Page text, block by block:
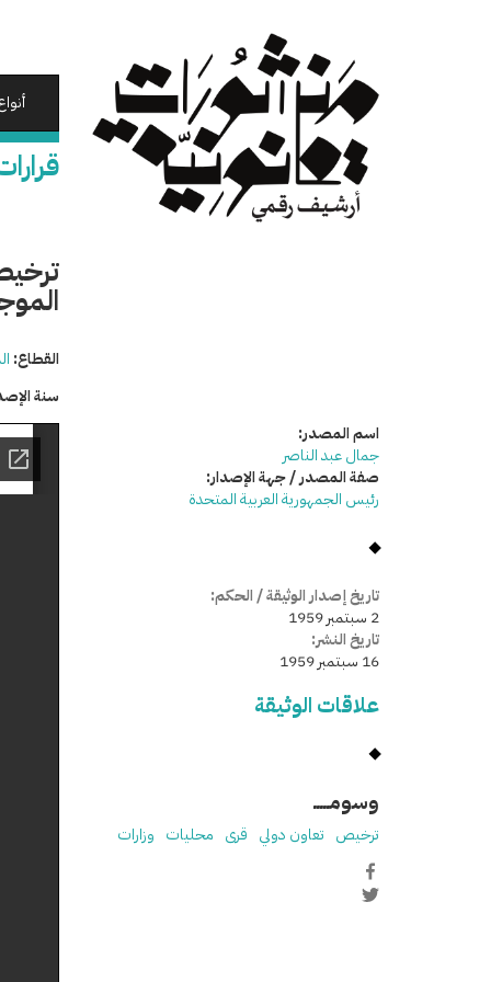
القطاع:
سنة
اسم المصدر:
جمال عبد الناصر
صفة المصدر / جهة الإصدار:
رئيس الجمهورية العربية المتحدة
تاريخ إصدار الوثيقة / الحكم:
2 سبتمبر 1959
تاريخ النشر:
16 سبتمبر 1959
علاقات الوثيقة
وسومـــــ
ترخيص تعاون دولي قرى محليات وزارات